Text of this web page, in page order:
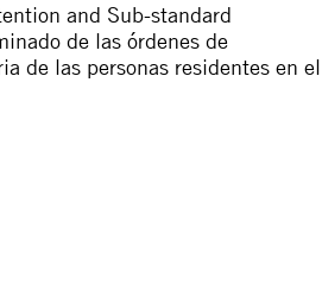
and Sub-standard
de las órdenes de
de las personas residentes en el